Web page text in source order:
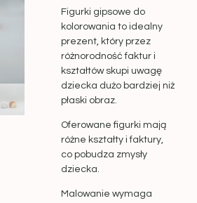
Figurki gipsowe do
kolorowania to idealny
prezent, który przez
różnorodność faktur i
kształtów skupi uwagę
dziecka dużo bardziej niż
płaski obraz.
Oferowane figurki mają
różne kształty i faktury,
co pobudza zmysły
dziecka.
Malowanie wymaga